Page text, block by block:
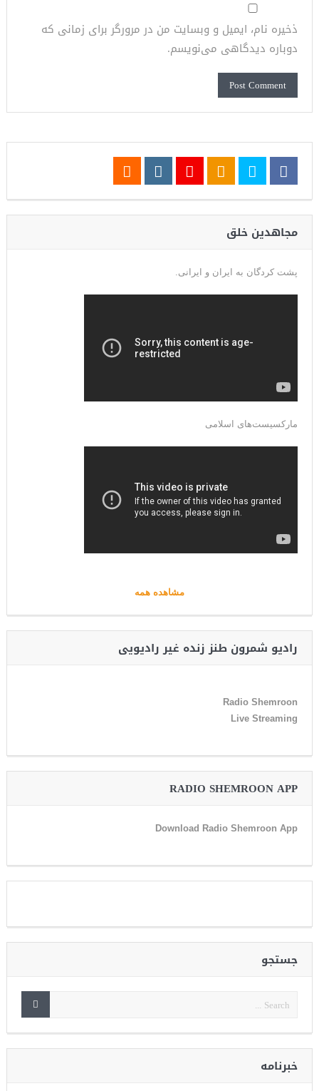
ذخیره نام، ایمیل و وبسایت من در مرورگر برای زمانی که
دوباره دیدگاهی می‌نویسم.
مجاهدین خلق
پشت کردگان به ایران و ایرانی.
مارکسیست‌های اسلامی
مشاهده همه
رادیو شمرون طنز زنده غیر رادیویی
Radio Shemroon
Live Streaming
RADIO SHEMROON APP
Download Radio Shemroon App
جستجو
خبرنامه